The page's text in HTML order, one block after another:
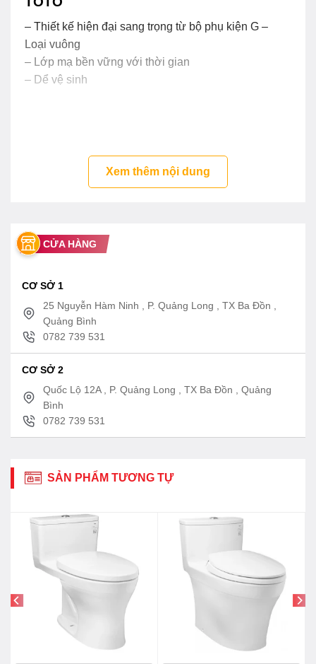
– Thiết kế hiện đại sang trọng từ bộ phụ kiện G –
Loại vuông
– Lớp mạ bền vững với thời gian
– Dể vệ sinh
Xem thêm nội dung
CỬA HÀNG
CƠ SỞ 1
25 Nguyễn Hàm Ninh , P. Quảng Long , TX Ba Đồn ,
Quảng Bình
0782 739 531
CƠ SỞ 2
Quốc Lộ 12A , P. Quảng Long , TX Ba Đồn , Quảng
Bình
0782 739 531
SẢN PHẨM TƯƠNG TỰ